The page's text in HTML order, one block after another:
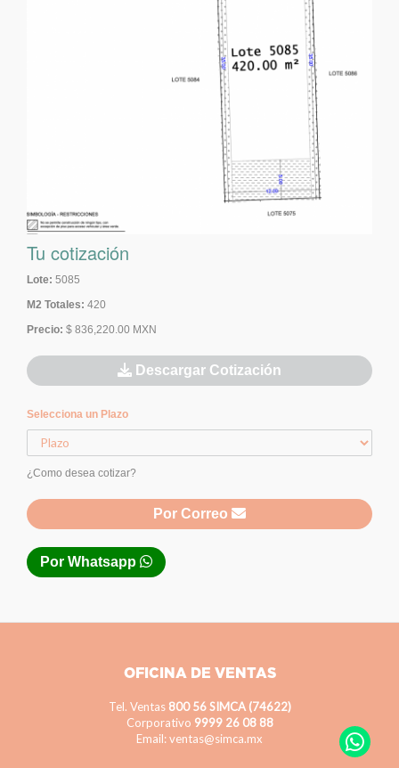
Tu cotización
Lote: 5085
M2 Totales: 420
Precio: $ 836,220.00 MXN
Descargar Cotización
Selecciona un Plazo
¿Como desea cotizar?
Por Correo
Por Whatsapp
OFICINA DE VENTAS
Tel. Ventas 800 56 SIMCA (74622)
Corporativo 9999 26 08 88
Email: ventas@simca.mx